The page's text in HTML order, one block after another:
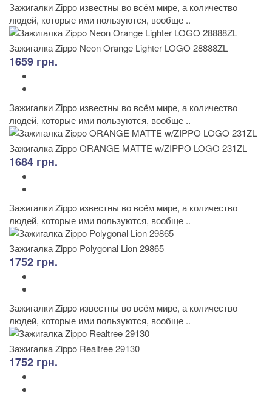
Зажигалки Zippo известны во всём мире, а количество
людей, которые ими пользуются, вообще ..
Зажигалка Zippo Neon Orange Lighter LOGO 28888ZL
1659 грн.
Зажигалки Zippo известны во всём мире, а количество
людей, которые ими пользуются, вообще ..
Зажигалка Zippo ORANGE MATTE w/ZIPPO LOGO 231ZL
1684 грн.
Зажигалки Zippo известны во всём мире, а количество
людей, которые ими пользуются, вообще ..
Зажигалка Zippo Polygonal Lion 29865
1752 грн.
Зажигалки Zippo известны во всём мире, а количество
людей, которые ими пользуются, вообще ..
Зажигалка Zippo Realtree 29130
1752 грн.